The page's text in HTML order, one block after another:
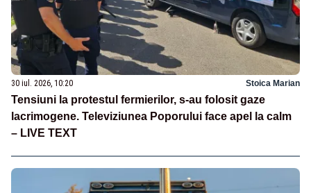
30 iul. 2026, 10:20 Stoica Marian
Tensiuni la protestul fermierilor, s-au folosit gaze
lacrimogene. Televiziunea Poporului face apel la calm
– LIVE TEXT